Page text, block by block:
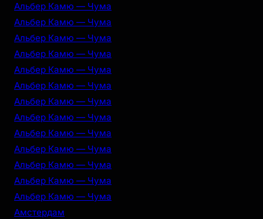
Альбер Камю — Чума
Альбер Камю — Чума
Альбер Камю — Чума
Альбер Камю — Чума
Альбер Камю — Чума
Альбер Камю — Чума
Альбер Камю — Чума
Альбер Камю — Чума
Альбер Камю — Чума
Альбер Камю — Чума
Альбер Камю — Чума
Альбер Камю — Чума
Альбер Камю — Чума
Амстердам